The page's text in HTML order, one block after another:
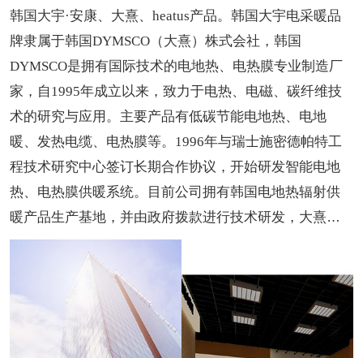
韩国大宇·安康、大熹、heatus产品。韩国大宇电采暖品
牌隶属于韩国DYMSCO（大熹）株式会社，韩国
DYMSCO是拥有国际技术的电地热、电热膜专业制造厂
家，自1995年成立以来，致力于电热、电磁、碳纤维技
术的研究与应用。主要产品有低碳节能电地热、电地
暖、发热电缆、电热膜等。1996年与瑞士施密德帕特工
程技术研究中心签订长期合作协议，开始研发智能电地
热、电热膜供暖系统。目前公司拥有韩国电地热辐射供
暖产品生产基地，并由政府拨款进行技术研发，大熹及
大宇品牌也已成为了韩国受欢迎的地暖品牌。